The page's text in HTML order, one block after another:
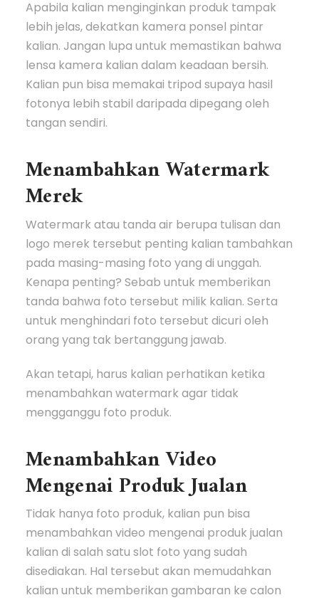
Apabila kalian menginginkan produk tampak
lebih jelas, dekatkan kamera ponsel pintar
kalian. Jangan lupa untuk memastikan bahwa
lensa kamera kalian dalam keadaan bersih.
Kalian pun bisa memakai tripod supaya hasil
fotonya lebih stabil daripada dipegang oleh
tangan sendiri.
Menambahkan Watermark
Merek
Watermark atau tanda air berupa tulisan dan
logo merek tersebut penting kalian tambahkan
pada masing-masing foto yang di unggah.
Kenapa penting? Sebab untuk memberikan
tanda bahwa foto tersebut milik kalian. Serta
untuk menghindari foto tersebut dicuri oleh
orang yang tak bertanggung jawab.
Akan tetapi, harus kalian perhatikan ketika
menambahkan watermark agar tidak
mengganggu foto produk.
Menambahkan Video
Mengenai Produk Jualan
Tidak hanya foto produk, kalian pun bisa
menambahkan video mengenai produk jualan
kalian di salah satu slot foto yang sudah
disediakan. Hal tersebut akan memudahkan
kalian untuk memberikan gambaran ke calon